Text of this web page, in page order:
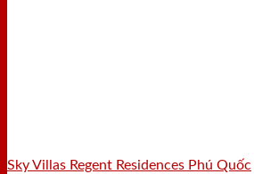
Sky Villas Regent Residences Phú Quốc